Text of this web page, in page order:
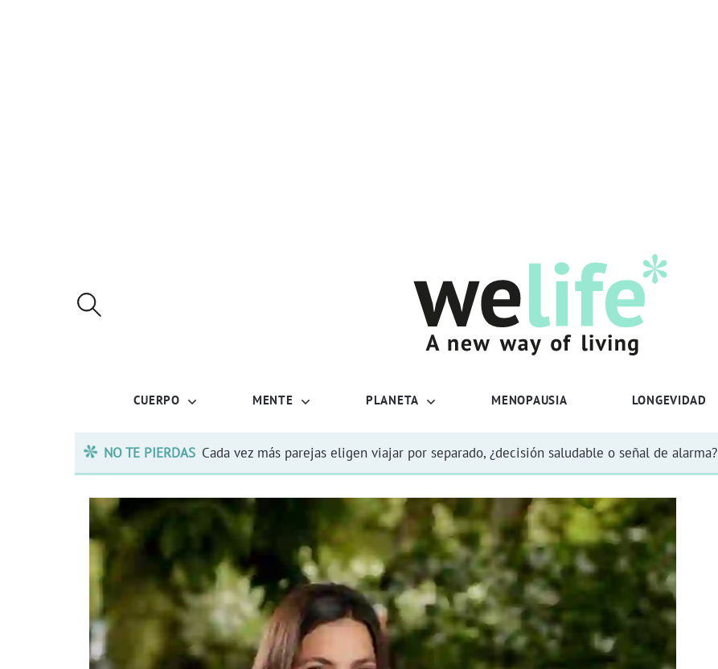
CUERPO MENTE PLANETA MENOPAUSIA LONGEVIDAD
NO TE PIERDAS Cada vez más parejas eligen viajar por separado, ¿decisión saludable o señal de alarma?